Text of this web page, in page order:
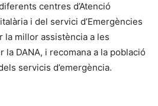
centres d’Atenció
i del servici d’Emergències
la millor assistència a les
la DANA, i recomana a la població
servicis d’emergència.